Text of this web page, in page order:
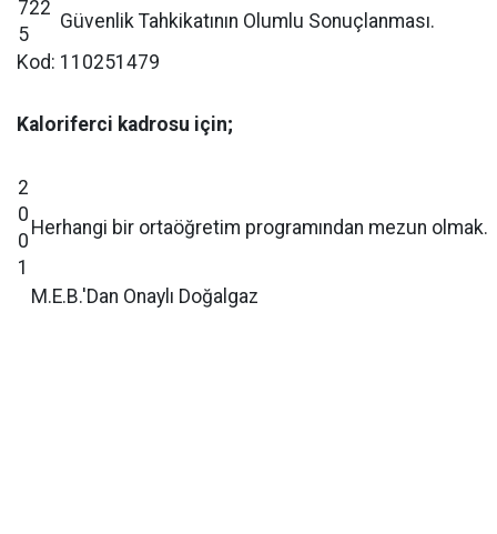
722
5
Güvenlik Tahkikatının Olumlu Sonuçlanması.
Kod: 110251479
Kaloriferci kadrosu için;
2
0
0
1
Herhangi bir ortaöğretim programından mezun olmak.
M.E.B.'Dan Onaylı Doğalgaz